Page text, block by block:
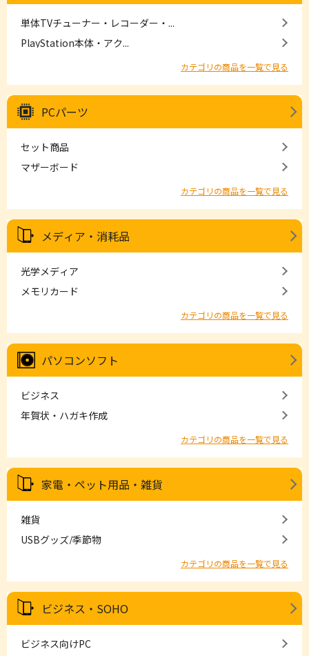
単体TVチューナー・レコーダー・...
PlayStation本体・アク...
カテゴリの商品を一覧で見る
PCパーツ
セット商品
マザーボード
カテゴリの商品を一覧で見る
メディア・消耗品
光学メディア
メモリカード
カテゴリの商品を一覧で見る
パソコンソフト
ビジネス
年賀状・ハガキ作成
カテゴリの商品を一覧で見る
家電・ペット用品・雑貨
雑貨
USBグッズ/季節物
カテゴリの商品を一覧で見る
ビジネス・SOHO
ビジネス向けPC